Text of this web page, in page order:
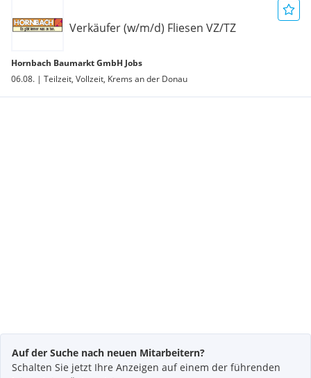
Verkäufer (w/m/d) Fliesen VZ/TZ
Hornbach Baumarkt GmbH Jobs
06.08. | Teilzeit, Vollzeit, Krems an der Donau
Auf der Suche nach neuen Mitarbeitern?
Schalten Sie jetzt Ihre Anzeigen auf einem der führenden